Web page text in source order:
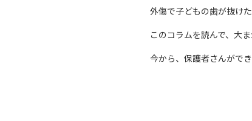
外傷で子どもの歯が抜け
このコラムを読んで、大
今から、保護者さんがで